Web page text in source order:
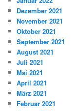
Dezember 2021
November 2021
Oktober 2021
September 2021
August 2021
Juli 2021
Mai 2021
April 2021
März 2021
Februar 2021